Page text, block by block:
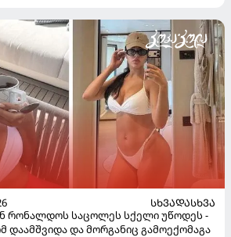
ᲡᲮᲕᲐᲓᲐᲡᲮᲕᲐ
რონალდოს საცოლეს სქელი უწოდეს -
დაამშვიდა და მორგანიც გამოექომაგა